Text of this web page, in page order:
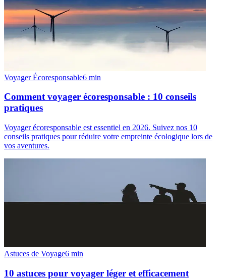
Voyager Écoresponsable6 min
Comment voyager écoresponsable : 10 conseils
pratiques
Voyager écoresponsable est essentiel en 2026. Suivez nos 10
conseils pratiques pour réduire votre empreinte écologique lors de
vos aventures.
Astuces de Voyage6 min
10 astuces pour voyager léger et efficacement